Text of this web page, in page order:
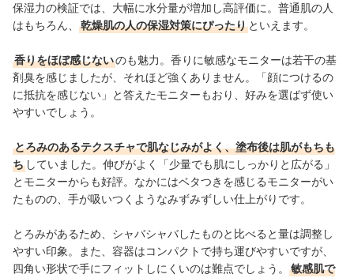
保湿力の検証では、大幅に水分量が増加し高評価に。普通肌の人
はもちろん、
乾燥肌の人の保湿対策にぴったり といえます。
香りをほぼ感じないのも魅力。香りに敏感なモニターは若干の基
剤臭を感じましたが、それほど強くありません。「顔につけるの
に抵抗を感じない」と答えたモニターもおり、好みを選ばず使い
やすいでしょう。
とろみのあるテクスチャで肌なじみがよく、塗布後は肌がもちも
ち していました。伸びがよく「少量でも肌にしっかりと広がる」
とモニターからも好評。なかにはベタつきを感じるモニターがい
たものの、手が吸いつくようなみずみずしい仕上がりです。
とろみがあるため、シャバシャバしたものと比べると量は調整し
やすい印象。また、容器はコンパクトで持ち運びやすいですが、
四角い形状で手にフィットしにくいのは難点でしょう。
敏感肌で